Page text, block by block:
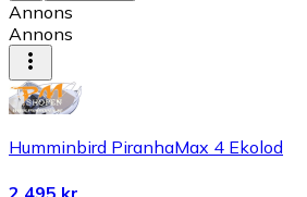
Annons
Annons
Humminbird PiranhaMax 4 Ekolod
2 495 kr